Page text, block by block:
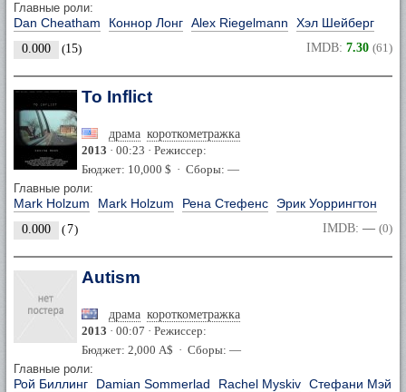
Главные роли:
Dan Cheatham Коннор Лонг Alex Riegelmann Хэл Шейберг
0.000 (15) IMDB: 7.30 (61)
To Inflict
драма короткометражка
2013 · 00:23 · Режиссер:
Бюджет: 10,000 $ · Сборы: —
Главные роли:
Mark Holzum Mark Holzum Рена Стефенс Эрик Уоррингтон
0.000 ( 7) IMDB: — (0)
Autism
драма короткометражка
2013 · 00:07 · Режиссер:
Бюджет: 2,000 A$ · Сборы: —
Главные роли:
Рой Биллинг Damian Sommerlad Rachel Myskiv Стефани Мэй